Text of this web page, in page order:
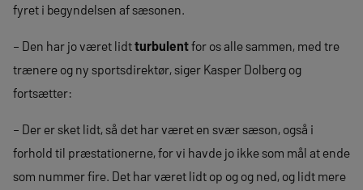
fyret i begyndelsen af sæsonen.
– Den har jo været lidtturbulentfor os alle sammen, med tre
trænere og ny sportsdirektør, siger Kasper Dolberg og
fortsætter:
– Der er sket lidt, så det har været en svær sæson, også i
forhold til præstationerne, for vi havde jo ikke som mål at ende
som nummer fire. Det har været lidt op og og ned, og lidt mere